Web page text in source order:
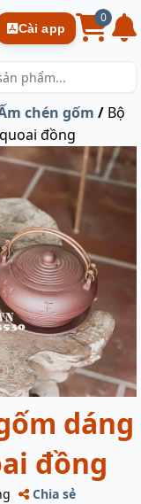
Cài app
0
chén gốm / Bộ
đồng
dáng
đồng
Chia sẻ